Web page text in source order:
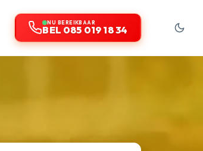
NU BEREIKBAAR
BEL 085 019 18 34